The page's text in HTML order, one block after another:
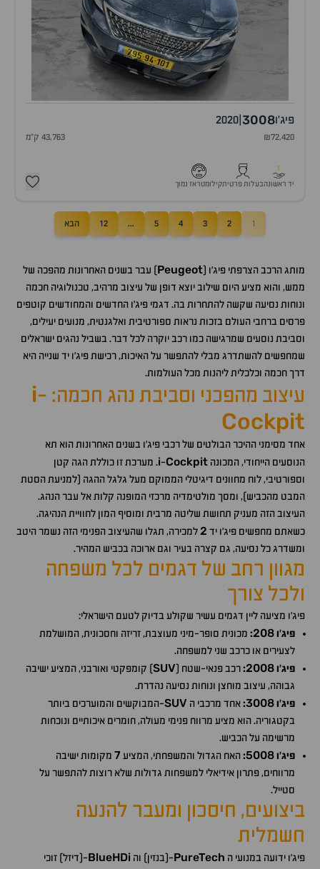
פיג'ו3008
2020
₪72,420 43,763 ק"מ
1
יד ראשונהבעלות פרטיתקילומטראז נמוך
1
2
3
4
5
...
12 הבא
מותג הרכב הצרפתי פיג'ו (Peugeot) עבר בשנים האחרונות מהפכה של
ממש, והוא מציע היום שילוב יוצא דופן של עיצוב מרהיב, טכנולוגיה חכמה
ונוחות נסיעה שקשה להתחרות בה. דגמי פיג'ו החדשים והמחודשים קוטפים
פרסים ברחבי העולם בזכות נראות ספורטיבית ואלגנטית, מנועים יעילים,
וסביבת נוסעים שמרגישה כמו רכב יוקרה לכל דבר. בשביל נהגים ישראלים
שמחפשים להשתדרג מבלי להתפשר על האיכות, רכישת פיג'ו יד שנייה היא
דרך חכמה וכלכלית ליהנות מכל העולמות.
עיצוב מהפכני וסביבת נהג חכמה: i-
Cockpit
אחד מסימני ההיכר הבולטים של רכבי פיג'ו בשנים האחרונות הוא תא
הנוסעים הייחודי, המכונה
i-Cockpit
. מערכת זו כוללת הגה קטן
וספורטיבי, לוח מחוונים דיגיטלי הממוקם מעל גלגל ההגה (למניעת הסטת
המבט מהכביש), ומסך מולטימדיה מרכזי המופנה קלות אל עבר הנהג.
העיצוב הזה מעניק תחושת שליטה מרבית ומוסיף המון לחוויית הנהיגה.
כשאתם מחפשים פיג'ו יד 2למכירה, תגלו שהעיצוב הפנימי הזה נשמר היטב
ומשדרג כל נסיעה, גם קצרה בעיר וגם ארוכה בכביש המהיר.
מגוון רחב של דגמים לכל משפחה
ולכל צורך
פיג'ו מציעה ליין דגמים עשיר שקולע בדיוק לטעם הישראלי:
פיג'ו208
: מכונית סופר-מיני מעוצבת, זריזה וחסכונית, המושלמת
לצעירים או כרכב שני למשפחה.
פיג'ו2008
:רכב פנאי-שטח (SUV) קומפקטי ואורבני, המציע ישיבה
גבוהה, עיצוב מוחצן ונוחות נסיעה נהדרת.
פיג'ו3008
:אחד מרכבי ה SUV-המבוקשים והמוערכים ביותר
בקטגוריה. הוא מציע מרווח פנימי מעולה, חומרים איכותיים ונוכחות
מרשימה על הכביש.
פיג'ו5008
:האח הגדול והמשפחתי, המציע 7 מקומות ישיבה
מרווחים, פתרון אידיאלי למשפחות גדולות שלא רוצות להתפשר על
סטייל.
ביצועים, חיסכון ומעבר להנעה
חשמלית
פיג'ו ידועה במנועי ה PureTech-(בנזין) וה BlueHDi-(דיזל) זוכי